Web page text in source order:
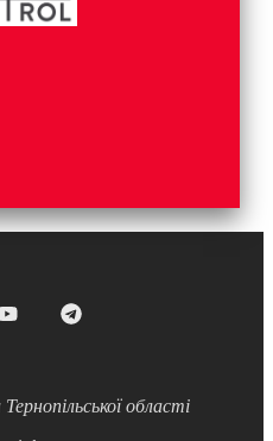
області